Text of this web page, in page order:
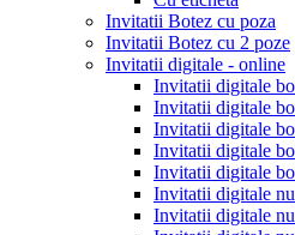
Invitatii Botez cu poza
Invitatii Botez cu 2 poze
Invitatii digitale - online
Invitatii digitale
Invitatii digitale
Invitatii digitale
Invitatii digitale
Invitatii digitale
Invitatii digitale
Invitatii digitale